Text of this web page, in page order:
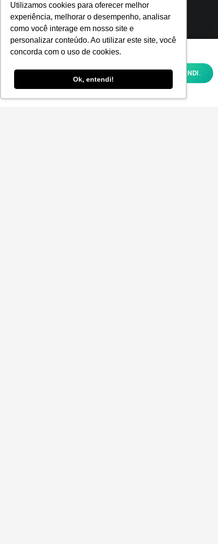
Utilizamos cookies para oferecer melhor
experiência, melhorar o desempenho, analisar
como você interage em nosso site e
personalizar conteúdo. Ao utilizar este site, você
concorda com o uso de cookies.
Ok, entendi!
Fortaleza
(85) 4062-9021
São Paulo
(11) 4063-8750
Utilizamos cookies para oferecer melhor
analisar como você interage em nosso site
e personalizar conteúdo. Ao utilizar este
site, você concorda com o uso de cookies e
nossaPOLÍTICA DE PRIVACIDADE E COOKIES
OK, ENTENDI.